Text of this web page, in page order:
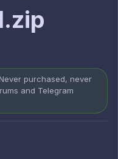
purchased, never
and Telegram